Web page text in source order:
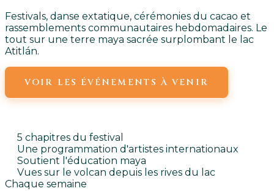
Festivals, danse extatique, cérémonies du cacao et
rassemblements communautaires hebdomadaires. Le
tout sur une terre maya sacrée surplombant le lac
Atitlán.
VOIR LES ÉVÉNEMENTS À VENIR
5 chapitres du festival
Une programmation d'artistes internationaux
Soutient l'éducation maya
Vues sur le volcan depuis les rives du lac
Chaque semaine